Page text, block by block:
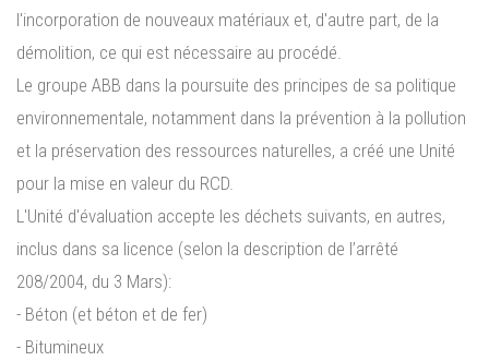
l'incorporation de nouveaux matériaux et, d'autre part, de la
démolition, ce qui est nécessaire au procédé.
Le groupe ABB dans la poursuite des principes de sa politique
environnementale, notamment dans la prévention à la pollution
et la préservation des ressources naturelles, a créé une Unité
pour la mise en valeur du RCD.
L'Unité d'évaluation accepte les déchets suivants, en autres,
inclus dans sa licence (selon la description de l’arrêté
208/2004, du 3 Mars):
- Béton (et béton et de fer)
- Bitumineux